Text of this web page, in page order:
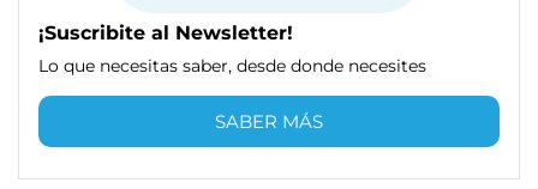
¡Suscribite al Newsletter!
Lo que necesitas saber, desde donde necesites
SABER MÁS